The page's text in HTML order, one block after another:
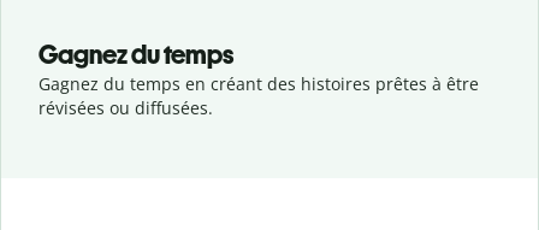
Gagnez du temps
Gagnez du temps en créant des histoires prêtes à être
révisées ou diffusées.